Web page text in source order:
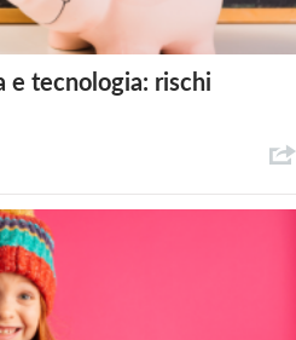
e tecnologia: rischi